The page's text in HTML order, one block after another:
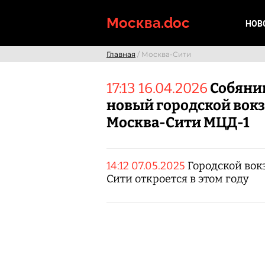
Москва.doc
Главная / Москва-Сити
17:13 16.04.2026
новый городской
Москва-Сити МЦД-1
14:12 07.05.2025 Городской
Сити откроется в этом году